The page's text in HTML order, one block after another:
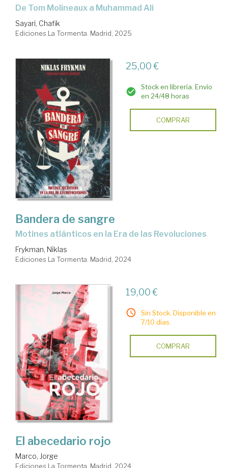
de Tom Molineaux a Muhammad Ali
Sayari, Chafik
Ediciones La Tormenta. Madrid, 2025
25,00 €
Stock en librería. Envío
en 24/48 horas
COMPRAR
Bandera de sangre
Motines atlánticos en la Era de las Revoluciones
Frykman, Niklas
Ediciones La Tormenta. Madrid, 2024
19,00 €
Sin Stock. Disponible en
7/10 días.
COMPRAR
El abecedario rojo
Marco, Jorge
Ediciones La Tormenta. Madrid, 2024